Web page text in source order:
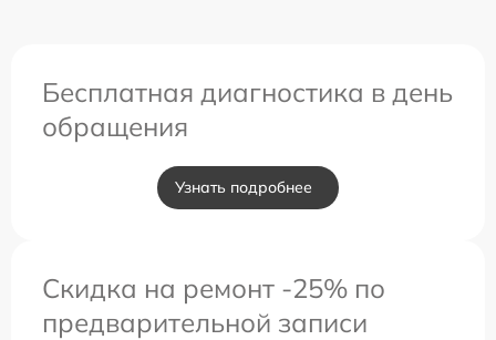
Бесплатная диагностика в день
обращения
Узнать подробнее
Скидка на ремонт -25% по
предварительной записи